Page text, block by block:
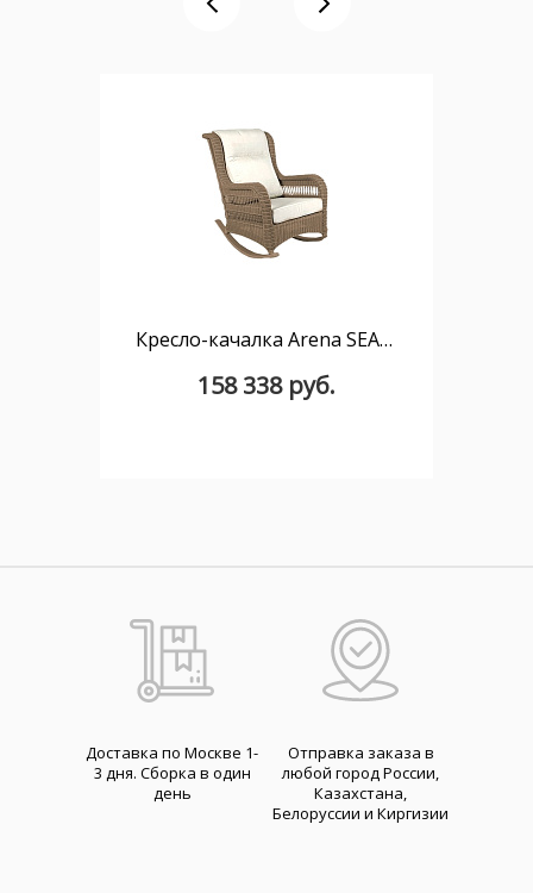
Кресло-качалка Arena SEASHELL
158 338 руб.
Доставка по Москве 1-
3 дня. Cборка в один
день
Отправка заказа в
любой город России,
Казахстана,
Белоруссии и Киргизии